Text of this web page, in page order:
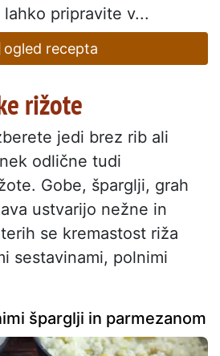
pripravite v...
ogled recepta
rižote
jedi brez rib ali
odlične tudi
Gobe, šparglji, grah
ustvarijo nežne in
se kremastost riža
sestavinami, polnimi
šparglji in parmezanom